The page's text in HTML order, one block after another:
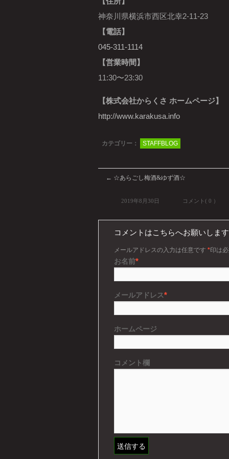
神奈川県横浜市西区北幸2-11-23
【電話】
045-311-1114
【営業時間】
11:30〜23:30
【株式会社からくさ ホームページ】
http://www.karakusa.info
カテゴリー： STAFFBLOG
← ☆あらごし梅酒&ゆず酒☆
2019年8月30日 コメント( 0 ）
コメントはこちらへお願いします
メールアドレスの入力は任意です *印は
お名前*
メールアドレス*
ホームページ
コメント欄